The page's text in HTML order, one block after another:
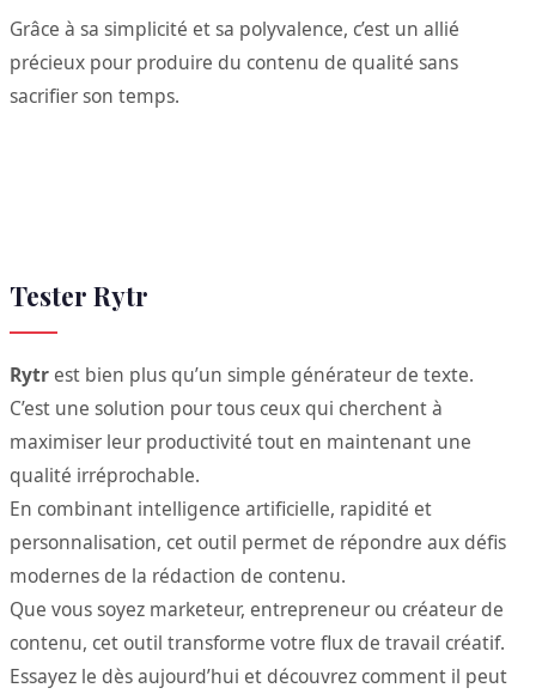
Grâce à sa simplicité et sa polyvalence, c’est un allié
précieux pour produire du contenu de qualité sans
sacrifier son temps.
Tester Rytr
Rytr est bien plus qu’un simple générateur de texte.
C’est une solution pour tous ceux qui cherchent à
maximiser leur productivité tout en maintenant une
qualité irréprochable.
En combinant intelligence artificielle, rapidité et
personnalisation, cet outil permet de répondre aux défis
modernes de la rédaction de contenu.
Que vous soyez marketeur, entrepreneur ou créateur de
contenu, cet outil transforme votre flux de travail créatif.
Essayez le dès aujourd’hui et découvrez comment il peut